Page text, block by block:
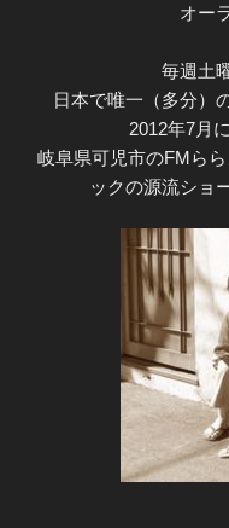
オー
毎週土
日本で唯一（多分）
2012年7月
岐阜県可児市のFMら
ックの源流ショ